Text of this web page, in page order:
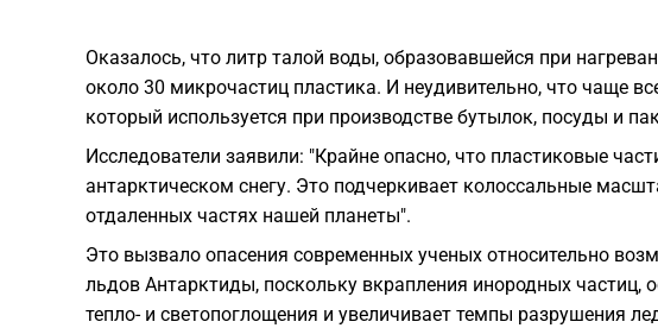
Оказалось, что литр талой воды, образовавшейся при
около 30 микрочастиц пластика. И неудивительно, что чаще
который используется при производстве бутылок, посуды и
Исследователи заявили: "Крайне опасно, что пластиковые
антарктическом снегу. Это подчеркивает колоссальные
отдаленных частях нашей планеты".
Это вызвало опасения современных ученых относительно
льдов Антарктиды, поскольку вкрапления инородных частиц,
тепло- и светопоглощения и увеличивает темпы разрушения